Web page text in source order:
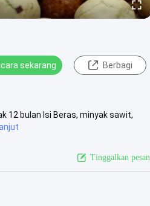
sekarang Berbagi
12 bulan Isi Beras, minyak sawit,
Tinggalkan pesan.